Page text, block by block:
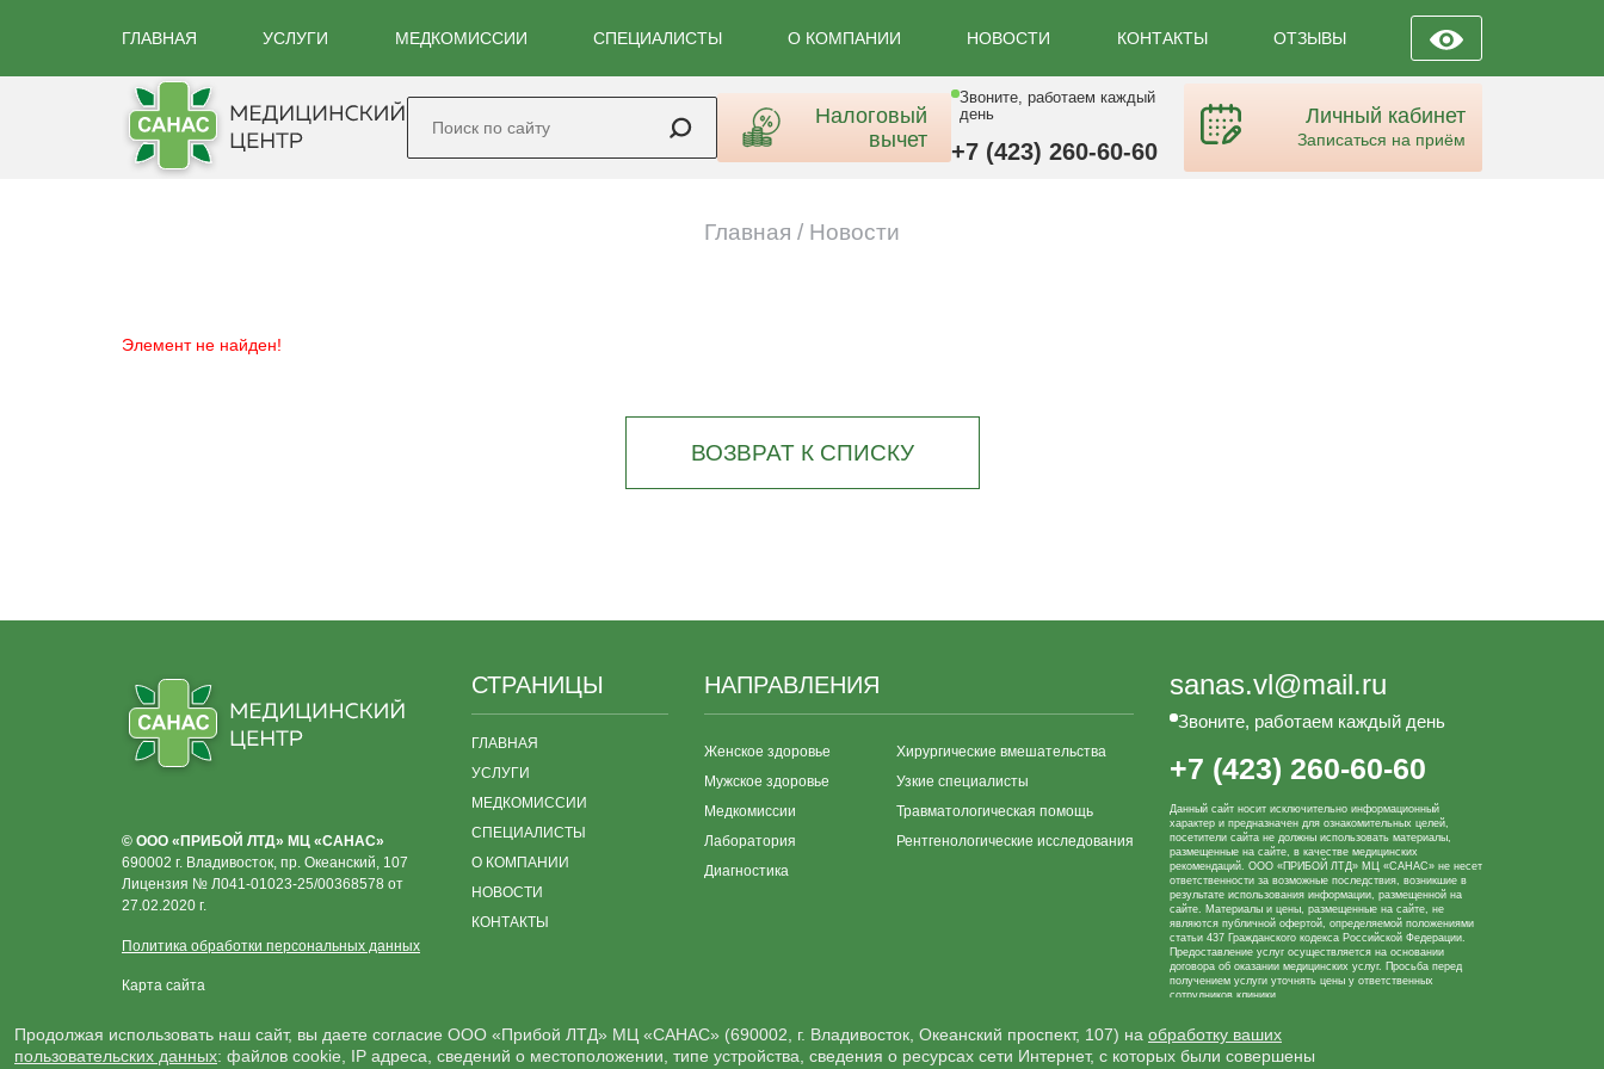
ГЛАВНАЯ УСЛУГИ МЕДКОМИССИИ СПЕЦИАЛИСТЫ О КОМПАНИИ НОВОСТИ КОНТАКТЫ ОТЗЫВЫ
Налоговый
вычет
Звоните, работаем каждый
день
+7 (423) 260-60-60
Личный кабинет
Записаться на приём
Главная / Новости
Элемент не найден!
ВОЗВРАТ К СПИСКУ
© ООО «ПРИБОЙ ЛТД» МЦ «САНАС»
690002 г. Владивосток, пр. Океанский, 107
Лицензия № Л041-01023-25/00368578 от
27.02.2020 г.
Политика обработки персональных данных
Карта сайта
СТРАНИЦЫ
ГЛАВНАЯ
УСЛУГИ
МЕДКОМИССИИ
СПЕЦИАЛИСТЫ
О КОМПАНИИ
НОВОСТИ
КОНТАКТЫ
НАПРАВЛЕНИЯ
Женское здоровье
Мужское здоровье
Медкомиссии
Лаборатория
Диагностика
Хирургические вмешательства
Узкие специалисты
Травматологическая помощь
Рентгенологические исследования
sanas.vl@mail.ru
Звоните, работаем каждый день
+7 (423) 260-60-60
Данный сайт носит исключительно информационный
характер и предназначен для ознакомительных целей,
посетители сайта не должны использовать материалы,
размещенные на сайте, в качестве медицинских
рекомендаций. ООО «ПРИБОЙ ЛТД» МЦ «САНАС» не несет
ответственности за возможные последствия, возникшие в
результате использования информации, размещенной на
сайте. Материалы и цены, размещенные на сайте, не
являются публичной офертой, определяемой положениями
статьи 437 Гражданского кодекса Российской Федерации.
Предоставление услуг осуществляется на основании
договора об оказании медицинских услуг. Просьба перед
получением услуги уточнять цены у ответственных
сотрудников клиники.
Продолжая использовать наш сайт, вы даете согласие ООО «Прибой ЛТД» МЦ «САНАС» (690002, г. Владивосток, Океанский проспект, 107) на обработку ваших
пользовательских данных: файлов cookie, IP адреса, сведений о местоположении, типе устройства, сведения о ресурсах сети Интернет, с которых были совершены